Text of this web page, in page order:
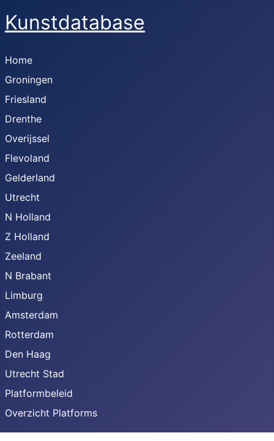
Kunstdatabase
Home
Groningen
Friesland
Drenthe
Overijssel
Flevoland
Gelderland
Utrecht
N Holland
Z Holland
Zeeland
N Brabant
Limburg
Amsterdam
Rotterdam
Den Haag
Utrecht Stad
Platformbeleid
Overzicht Platforms